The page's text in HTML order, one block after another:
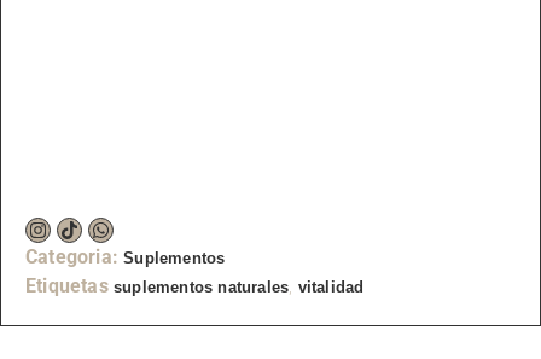
Categoria: Suplementos
Etiquetas suplementos naturales, vitalidad